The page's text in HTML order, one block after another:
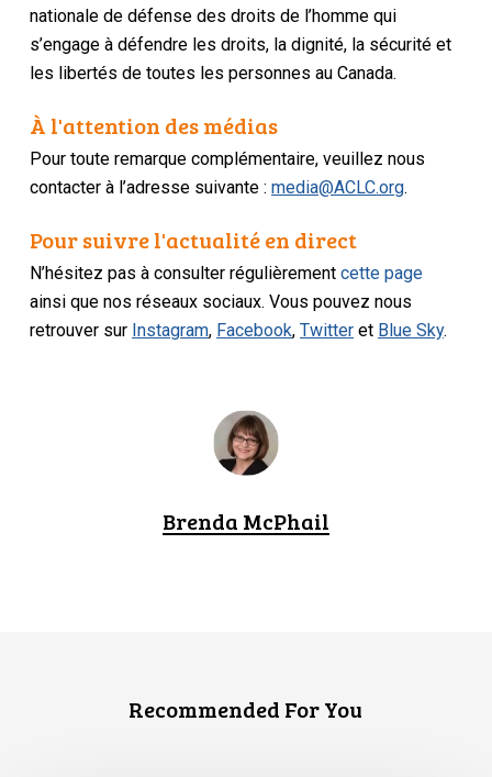
nationale de défense des droits de l’homme qui
s’engage à défendre les droits, la dignité, la sécurité et
les libertés de toutes les personnes au Canada.
À l'attention des médias
Pour toute remarque complémentaire, veuillez nous
contacter à l’adresse suivante :media@ACLC.org.
Pour suivre l'actualité en direct
N’hésitez pas à consulter régulièrementcette page
ainsi que nos réseaux sociaux. Vous pouvez nous
retrouver sur Instagram, Facebook,Twitter et Blue Sky.
Brenda McPhail
Recommended For You